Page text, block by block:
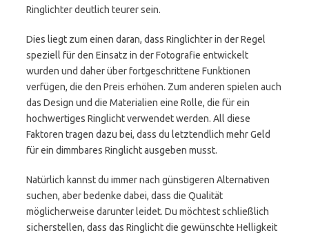
Ringlichter deutlich teurer sein.
Dies liegt zum einen daran, dass Ringlichter in der Regel
speziell für den Einsatz in der Fotografie entwickelt
wurden und daher über fortgeschrittene Funktionen
verfügen, die den Preis erhöhen. Zum anderen spielen auch
das Design und die Materialien eine Rolle, die für ein
hochwertiges Ringlicht verwendet werden. All diese
Faktoren tragen dazu bei, dass du letztendlich mehr Geld
für ein dimmbares Ringlicht ausgeben musst.
Natürlich kannst du immer nach günstigeren Alternativen
suchen, aber bedenke dabei, dass die Qualität
möglicherweise darunter leidet. Du möchtest schließlich
sicherstellen, dass das Ringlicht die gewünschte Helligkeit